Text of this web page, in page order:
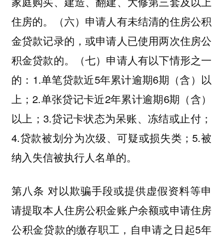
住房的。（六）申请人有未结清的住房公积
金贷款记录的，或申请人已使用两次住房公
积金贷款的。（七）申请人有以下情形之一
的：1.单笔贷款近5年累计逾期6期（含）以
上；2.单张贷记卡近2年累计逾期6期（含）
以上；3.贷记卡状态为呆账、冻结或止付；
4.贷款被划分为次级、可疑或损失类；5.被
纳入失信被执行人名单的。
第八条 对以欺骗手段或提供虚假资料等申
请提取本人住房公积金账户余额或申请住房
公积金贷款的缴存职工，自申请之日起5年